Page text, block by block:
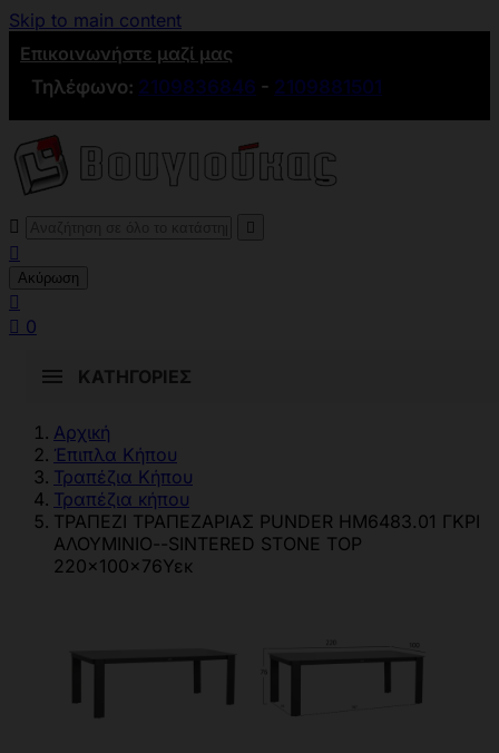
Skip to main content
Επικοινωνήστε μαζί μας
Τηλέφωνο: 2109836846 - 2109881501
 

Ακύρωση

 0
ΚΑΤΗΓΟΡΊΕΣ
Αρχική
Έπιπλα Κήπου
Τραπέζια Κήπου
Τραπέζια κήπου
ΤΡΑΠΕΖΙ ΤΡΑΠΕΖΑΡΙΑΣ PUNDER HM6483.01 ΓΚΡΙ
ΑΛΟΥΜΙΝΙΟ--SINTERED STONE TOP
220x100x76Υεκ